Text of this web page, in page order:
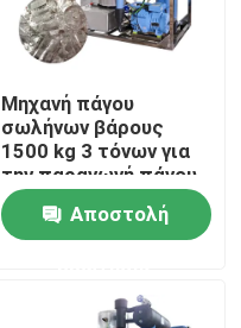
Μηχανή πάγου
σωλήνων βάρους
1500 kg 3 τόνων για
την παραγωγή πάγου
τροφίμων σε
πωλήσεις και
απόδοση
Αποστολή